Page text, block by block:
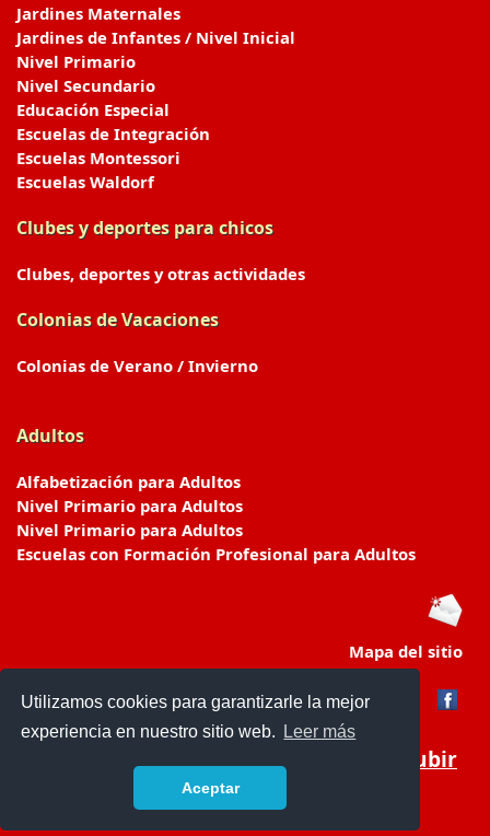
Utilizamos cookies para garantizarle la mejor
experiencia en nuestro sitio web.
Leer más
Aceptar
Jardines Maternales
Jardines de Infantes / Nivel Inicial
Nivel Primario
Nivel Secundario
Educación Especial
Escuelas de Integración
Escuelas Montessori
Escuelas Waldorf
Clubes y deportes para chicos
Clubes, deportes y otras actividades
Colonias de Vacaciones
Colonias de Verano / Invierno
Adultos
Alfabetización para Adultos
Nivel Primario para Adultos
Nivel Primario para Adultos
Escuelas con Formación Profesional para Adultos
Mapa del sitio
Subir